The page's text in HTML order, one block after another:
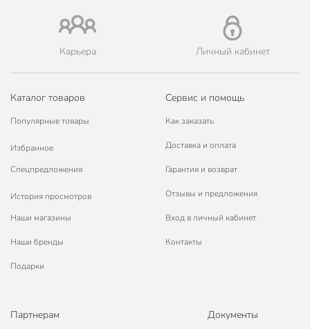
Карьера Личный кабинет
Каталог товаров
Популярные товары
Избранное
Спецпредложения
История просмотров
Наши магазины
Наши бренды
Подарки
Сервис и помощь
Как заказать
Доставка и оплата
Гарантия и возврат
Отзывы и предложения
Вход в личный кабинет
Контакты
Партнерам Документы